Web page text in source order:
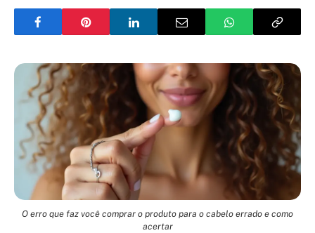
O erro que faz você comprar o produto para o cabelo errado e como
acertar